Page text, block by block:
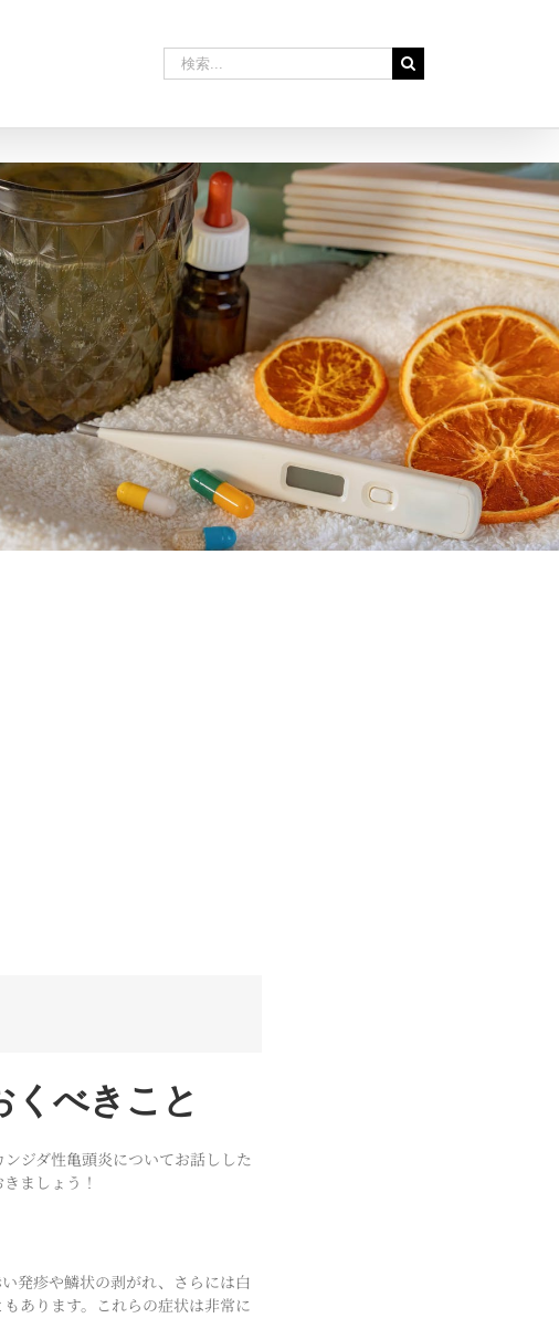
索
くべきこと
ジダ性亀頭炎についてお話しした
ましょう！
発疹や鱗状の剥がれ、さらには白
あります。これらの症状は非常に